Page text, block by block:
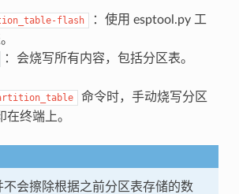
flash
：使用 esptool.py 工
：会烧写所有内容，包括分区表。
命令时，手动烧写分区
终端上。
不会擦除根据之前分区表存储的数